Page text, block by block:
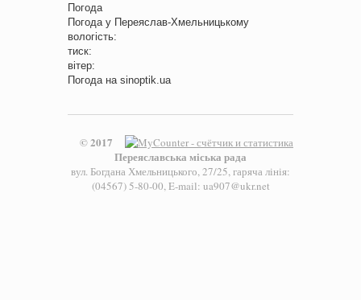
Погода
Погода у Переяслав-Хмельницькому
вологість:
тиск:
вітер:
Погода на sinoptik.ua
© 2017
Переяславська міська рада
вул. Богдана Хмельницького, 27/25, гаряча лінія:
(04567) 5-80-00, E-mail: ua907@ukr.net